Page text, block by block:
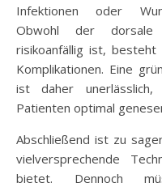
Infektionen oder
Obwohl der dorsale
risikoanfällig ist,
Komplikationen. Eine
ist daher
Patienten optimal
Abschließend ist zu
vielversprechende
bietet. Dennoch